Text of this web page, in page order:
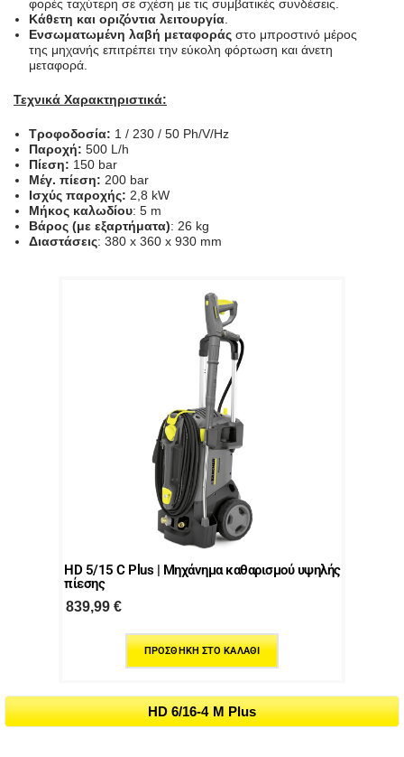
φορές ταχύτερη σε σχέση με τις συμβατικές συνδέσεις.
Κάθετη και οριζόντια λειτουργία.
Ενσωματωμένη λαβή μεταφοράςστο μπροστινό μέρος
της μηχανής επιτρέπει την εύκολη φόρτωση και άνετη
μεταφορά.
Τεχνικά Χαρακτηριστικά:
Τροφοδοσία: 1 / 230 / 50 Ph/V/Hz
Παροχή: 500 L/h
Πίεση: 150 bar
Μέγ. πίεση: 200 bar
Ισχύς παροχής: 2,8 kW
Μήκος καλωδίου: 5 m
Βάρος (με εξαρτήματα): 26 kg
Διαστάσεις: 380 x 360 x 930 mm
HD 5/15 C Plus | Μηχάνημα καθαρισμού υψηλής
πίεσης
839,99€
ΠΡΟΣΘΉΚΗ ΣΤΟ ΚΑΛΆΘΙ
HD 6/16-4 M Plus